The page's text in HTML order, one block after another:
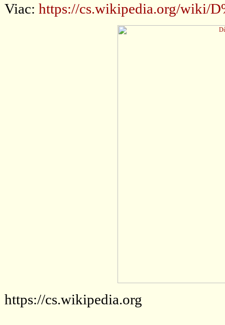
Viac: https://cs.wikipedia.org/wiki/
https://cs.wikipedia.org